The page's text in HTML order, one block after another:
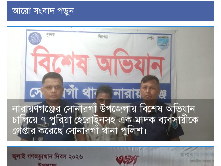
আরো সংবাদ পড়ুন
নারায়ণগঞ্জের সোনারগাঁ উপজেলায় বিশেষ অভিযান
চালিয়ে ৭ পুরিয়া হেরোইনসহ এক মাদক ব্যবসায়ীকে
গ্রেপ্তার করেছে সোনারগাঁ থানা পুলিশ।